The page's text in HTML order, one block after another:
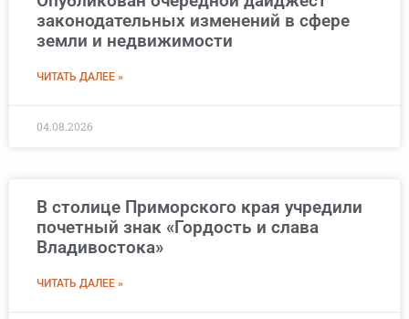
законодательных изменений в сфере
земли и недвижимости
ЧИТАТЬ ДАЛЕЕ »
04.08.2026
В столице Приморского края учредили
почетный знак «Гордость и слава
Владивостока»
ЧИТАТЬ ДАЛЕЕ »